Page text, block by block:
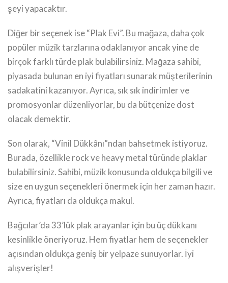
şeyi yapacaktır.
Diğer bir seçenek ise “Plak Evi”. Bu mağaza, daha çok
popüler müzik tarzlarına odaklanıyor ancak yine de
birçok farklı türde plak bulabilirsiniz. Mağaza sahibi,
piyasada bulunan en iyi fiyatları sunarak müşterilerinin
sadakatini kazanıyor. Ayrıca, sık sık indirimler ve
promosyonlar düzenliyorlar, bu da bütçenize dost
olacak demektir.
Son olarak, “Vinil Dükkânı”ndan bahsetmek istiyoruz.
Burada, özellikle rock ve heavy metal türünde plaklar
bulabilirsiniz. Sahibi, müzik konusunda oldukça bilgili ve
size en uygun seçenekleri önermek için her zaman hazır.
Ayrıca, fiyatları da oldukça makul.
Bağcılar’da 33’lük plak arayanlar için bu üç dükkanı
kesinlikle öneriyoruz. Hem fiyatlar hem de seçenekler
açısından oldukça geniş bir yelpaze sunuyorlar. İyi
alışverişler!